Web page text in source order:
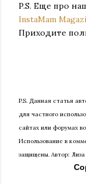
P.S. Еще про
InstaMam
Приходите
P.S. Данная статья
для частного
сайтах или форумах
Использование в
защищены. Автор: